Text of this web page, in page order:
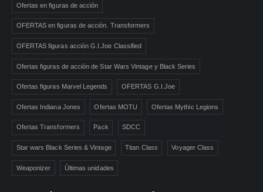
Ofertas en figuras de acción
OFERTAS en figuras de acción. Transformers
OFERTAS figuras acción G.I.Joe Classified
Ofertas figuras de acción de Star Wars Vintage y Black Series
Ofertas figuras Marvel Legends OFERTAS G.I.Joe
Ofertas Indiana Jones Ofertas MOTU Ofertas Mythic Legions
Ofertas Transformers Pack SDCC
Star wars Black Series & Vintage Titan Class Voyager Class
Weaponizer Últimas unidades